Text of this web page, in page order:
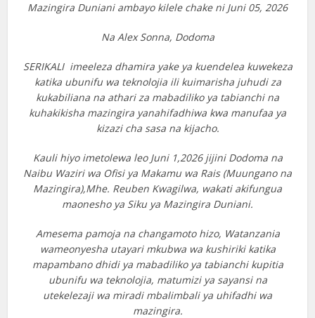
Mazingira Duniani ambayo kilele chake ni Juni 05, 2026
Na Alex Sonna, Dodoma
SERIKALI imeeleza dhamira yake ya kuendelea kuwekeza
katika ubunifu wa teknolojia ili kuimarisha juhudi za
kukabiliana na athari za mabadiliko ya tabianchi na
kuhakikisha mazingira yanahifadhiwa kwa manufaa ya
kizazi cha sasa na kijacho.
Kauli hiyo imetolewa leo Juni 1,2026 jijini Dodoma na
Naibu Waziri wa Ofisi ya Makamu wa Rais (Muungano na
Mazingira),Mhe. Reuben Kwagilwa, wakati akifungua
maonesho ya Siku ya Mazingira Duniani.
Amesema pamoja na changamoto hizo, Watanzania
wameonyesha utayari mkubwa wa kushiriki katika
mapambano dhidi ya mabadiliko ya tabianchi kupitia
ubunifu wa teknolojia, matumizi ya sayansi na
utekelezaji wa miradi mbalimbali ya uhifadhi wa
mazingira.